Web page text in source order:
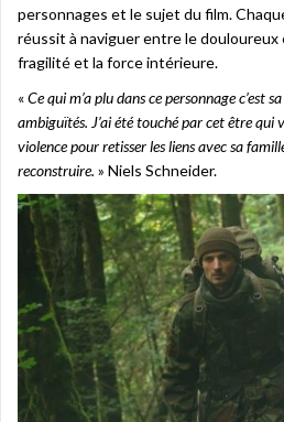
personnages et le sujet du film.
réussit à naviguer entre le douloureux
fragilité et la force intérieure.
«Ce qui m’a plu dans ce personnage c’est
ambiguïtés. J’ai été touché par cet être
violence pour retisser les liens avec sa
reconstruire. » Niels Schneider.